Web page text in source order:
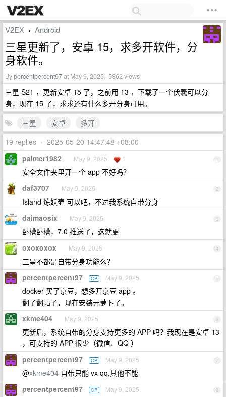
V2EX › Android
三星更新了，安卓 15，求多开软件，分
身软件。
Bypercentpercent97at May 9, 2025 · 5862 views
三星 S21 ，更新安卓 15 了，之前用 13 ，下载了一个伏羲可以分
身，现在 15 了，求求还有什么多开分身可用。
三星
安卓
多开
19 replies • 2025-05-20 14:47:48 +08:00
1
palmer1982 May 9, 2025 1
安全文件夹里开一个 app 不好吗？
2
daf3707 May 9, 2025
Island 炼妖壶 可以吧，不过我系统自带分身
3
daimaosix May 9, 2025
卧槽卧槽，7.0 推送了，这就更
4
oxoxoxox May 9, 2025
三星不都是自带分身功能么？
5
percentpercent97 OP May 9, 2025
docker 买了京豆，想多开京豆 app 。
翻了翻帖子，现在安装元萝卜了。
6
xkme404 May 9, 2025
更新后，系统自带的分身支持更多的 APP 吗？我现在是安卓 13
，可支持的 APP 很少（微信、QQ ）
7
percentpercent97 OP May 9, 2025
@xkme404 自带只能 vx qq,其他不能
8
percentpercent97 OP May 9, 2025